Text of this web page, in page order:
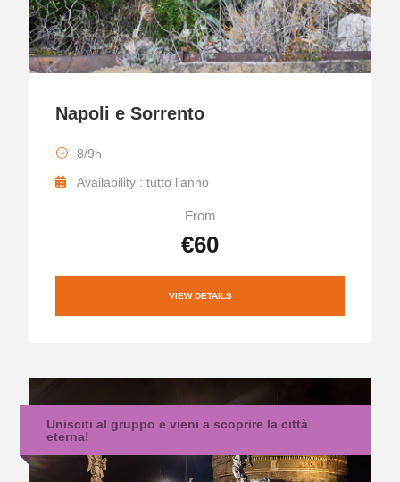
Napoli e Sorrento
8/9h
Availability : tutto l'anno
From
€60
VIEW DETAILS
Unisciti al gruppo e vieni a scoprire la città
eterna!